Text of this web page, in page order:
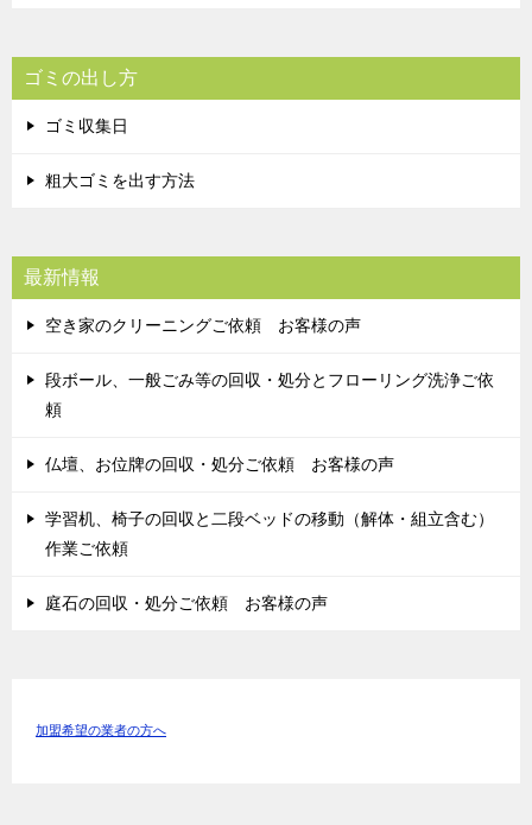
ゴミの出し方
ゴミ収集日
粗大ゴミを出す方法
最新情報
空き家のクリーニングご依頼 お客様の声
段ボール、一般ごみ等の回収・処分とフローリング洗浄ご依
頼
仏壇、お位牌の回収・処分ご依頼 お客様の声
学習机、椅子の回収と二段ベッドの移動（解体・組立含む）
作業ご依頼
庭石の回収・処分ご依頼 お客様の声
加盟希望の業者の方へ